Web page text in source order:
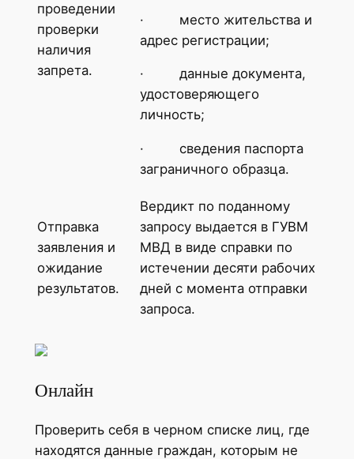
проведении
проверки
наличия
запрета.
· место жительства и
адрес регистрации;
· данные документа,
удостоверяющего
личность;
· сведения паспорта
заграничного образца.
Отправка
заявления и
ожидание
результатов.
Вердикт по поданному
запросу выдается в ГУВМ
МВД в виде справки по
истечении десяти рабочих
дней с момента отправки
запроса.
Онлайн
Проверить себя в черном списке лиц, где
находятся данные граждан, которым не